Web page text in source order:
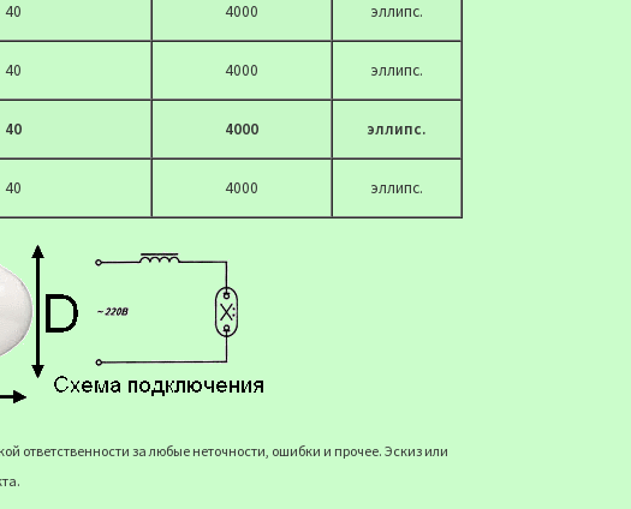
40 4000 эллипс.
40 4000 эллипс.
40 4000 эллипс.
40 4000 эллипс.
за любые неточности, ошибки и прочее. Эскиз или